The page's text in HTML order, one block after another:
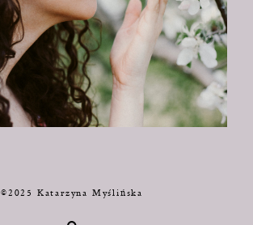
©2025 Katarzyna Myślińska